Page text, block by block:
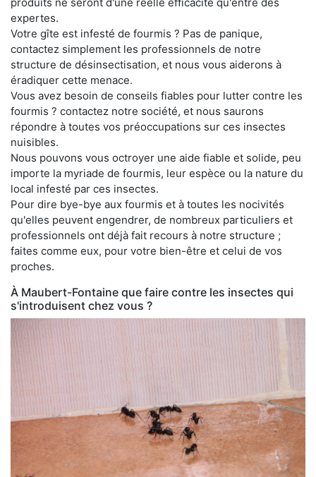
expertes.
Votre gîte est infesté de fourmis ? Pas de panique,
contactez simplement les professionnels de notre
structure de désinsectisation, et nous vous aiderons à
éradiquer cette menace.
Vous avez besoin de conseils fiables pour lutter contre les
fourmis ? contactez notre société, et nous saurons
répondre à toutes vos préoccupations sur ces insectes
nuisibles.
Nous pouvons vous octroyer une aide fiable et solide, peu
importe la myriade de fourmis, leur espèce ou la nature du
local infesté par ces insectes.
Pour dire bye-bye aux fourmis et à toutes les nocivités
qu'elles peuvent engendrer, de nombreux particuliers et
professionnels ont déjà fait recours à notre structure ;
faites comme eux, pour votre bien-être et celui de vos
proches.
À Maubert-Fontaine que faire contre les insectes qui
s'introduisent chez vous ?